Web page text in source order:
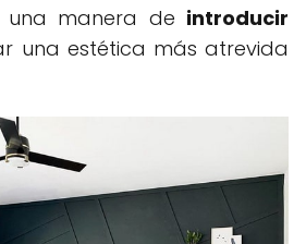
una manera de introducir
una estética más atrevida